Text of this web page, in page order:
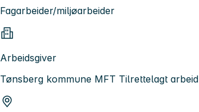
Fagarbeider/miljøarbeider
Arbeidsgiver
Tønsberg kommune MFT Tilrettelagt arbeid